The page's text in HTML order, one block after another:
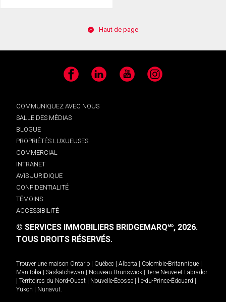
Haut de page
Facebook LinkedIn YouTube Instagram
COMMUNIQUEZ AVEC NOUS
SALLE DES MÉDIAS
BLOGUE
PROPRIÉTÉS LUXUEUSES
COMMERCIAL
INTRANET
AVIS JURIDIQUE
CONFIDENTIALITÉ
TÉMOINS
ACCESSIBILITÉ
© SERVICES IMMOBILIERS BRIDGEMARQMD, 2026.
TOUS DROITS RÉSERVÉS.
Trouver une maison Ontario Québec Alberta Colombie-Britannique
Manitoba
Saskatchewan Nouveau-Brunswick
Terre-Neuve-et-Labrador
Territoires du Nord-Ouest Nouvelle-Écosse Île-du-Prince-Édouard
Yukon
Nunavut.